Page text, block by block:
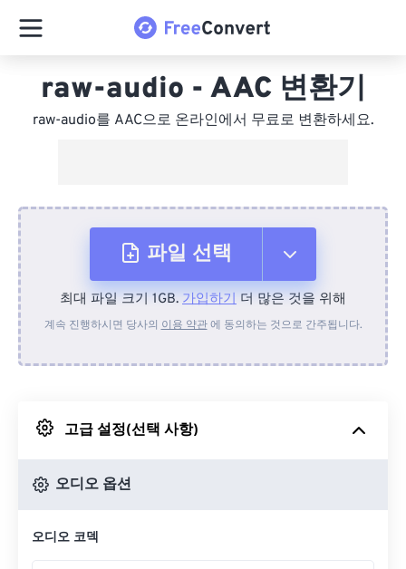
raw-audio - AAC 변환기
raw-audio를 AAC으로 온라인에서 무료로 변환하세요.
파일 선택
장치에서
Google 드라이브에서
최대 파일 크기 1GB. 가입하기 더 많은 것을 위해
계속 진행하시면 당사의 이용 약관에 동의하는 것으로 간주됩니다.
고급 설정(선택 사항)
오디오 옵션
오디오 코덱